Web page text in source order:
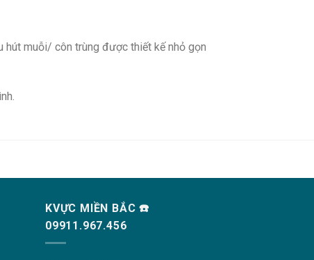
hút muỗi/ côn trùng được thiết kế nhỏ gọn
KVỰC MIỀN BẮC ☎️
09911.967.456